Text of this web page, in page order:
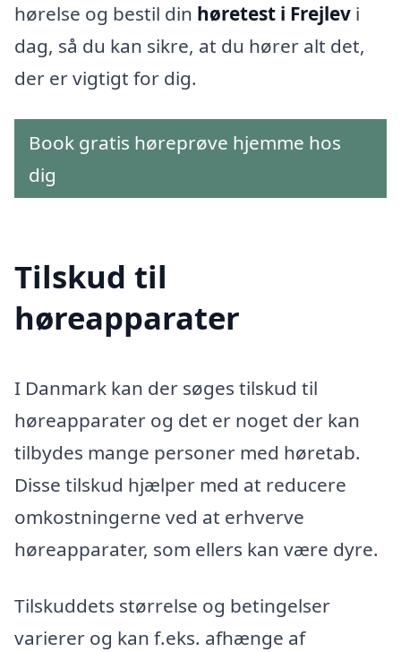
hørelse og bestil din høretest i Frejlev i
dag, så du kan sikre, at du hører alt det,
der er vigtigt for dig.
Book gratis høreprøve hjemme hos
dig
Tilskud til
høreapparater
I Danmark kan der søges tilskud til
høreapparater og det er noget der kan
tilbydes mange personer med høretab.
Disse tilskud hjælper med at reducere
omkostningerne ved at erhverve
høreapparater, som ellers kan være dyre.
Tilskuddets størrelse og betingelser
varierer og kan f.eks. afhænge af